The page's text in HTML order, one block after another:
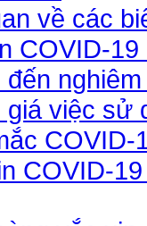
về các
COVID-
giá việc
COVID-
COVID-